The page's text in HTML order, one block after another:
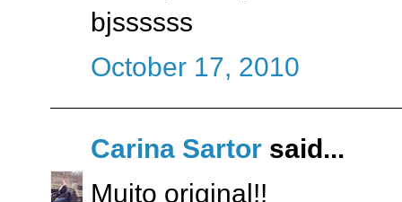
bjssssss
October 17, 2010
Carina Sartor said...
Muito original!!